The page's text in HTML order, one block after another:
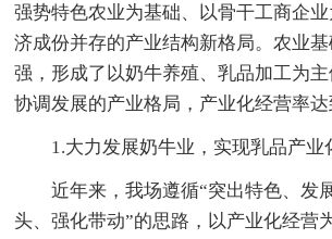
强势特色农业为基础、以骨干工商企
济成份并存的产业结构新格局。农业
强，形成了以奶牛养殖、乳品加工为
协调发展的产业格局，产业化经营率
1.大力发展奶牛业，实现乳品产业
近年来，我场遵循“突出特色、发
头、强化带动”的思路，以产业化经营